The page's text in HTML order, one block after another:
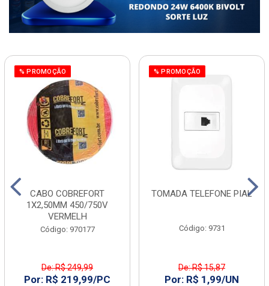
% PROMOÇÃO
CABO COBREFORT
1X2,50MM 450/750V
VERMELH
Código: 970177
De: R$ 249,99
Por: R$ 219,99/PC
% PROMOÇÃO
TOMADA TELEFONE PIAL
Código: 9731
De: R$ 15,87
Por: R$ 1,99/UN